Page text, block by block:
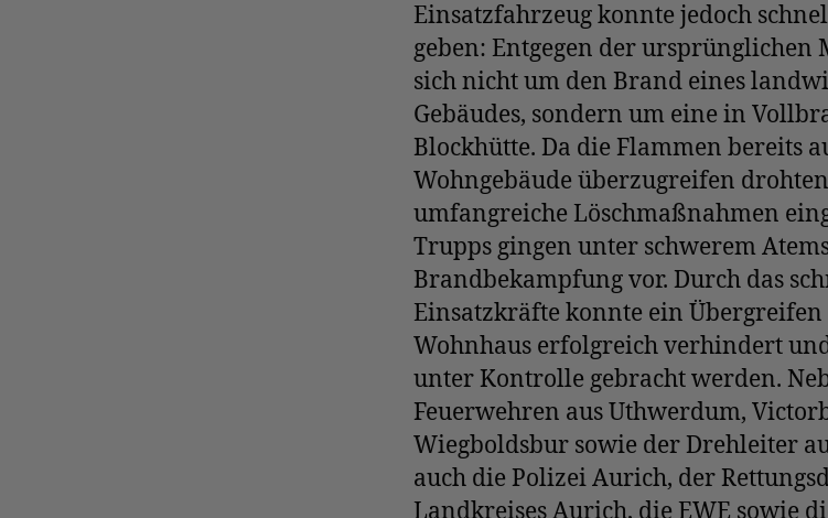
Einsatzfahrzeug konnte jedoch
geben: Entgegen der ursprünglichen
sich nicht um den Brand eines
Gebäudes, sondern um eine in
Blockhütte. Da die Flammen bereits
Wohngebäude überzugreifen
umfangreiche Löschmaßnahmen
Trupps gingen unter schwerem
Brandbekampfung vor. Durch das
Einsatzkräfte konnte ein Übergreifen
Wohnhaus erfolgreich verhindert
unter Kontrolle gebracht werden.
Feuerwehren aus Uthwerdum,
Wiegboldsbur sowie der Drehleiter
auch die Polizei Aurich, der